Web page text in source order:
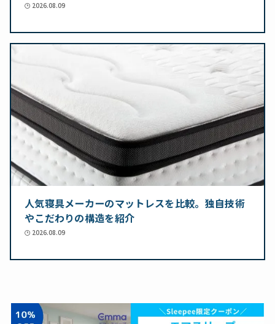
2026.08.09
人気寝具メーカーのマットレスを比較。独自技術
やこだわりの構造を紹介
2026.08.09